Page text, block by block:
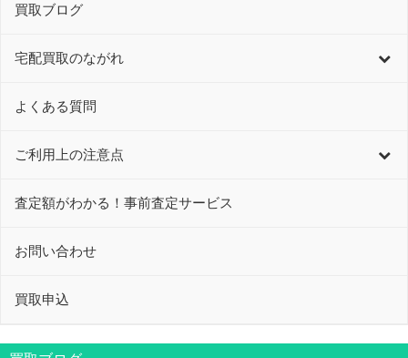
買取ブログ
宅配買取のながれ
よくある質問
ご利用上の注意点
査定額がわかる！事前査定サービス
お問い合わせ
買取申込